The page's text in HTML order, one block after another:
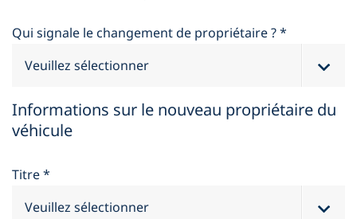
Qui signale le changement de propriétaire ?*
Informations sur le nouveau propriétaire du
véhicule
Titre*